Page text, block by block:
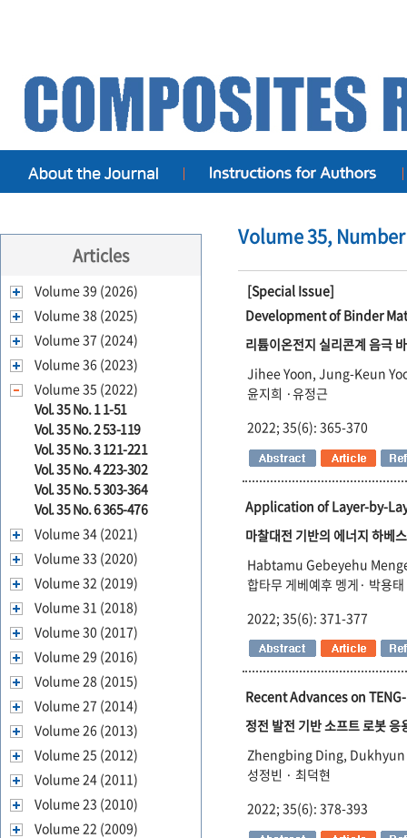
Articles
Volume 39 (2026)
Volume 38 (2025)
Volume 37 (2024)
Volume 36 (2023)
Volume 35 (2022)
Vol. 35 No. 1 1-51
Vol. 35 No. 2 53-119
Vol. 35 No. 3 121-221
Vol. 35 No. 4 223-302
Vol. 35 No. 5 303-364
Vol. 35 No. 6 365-476
Volume 34 (2021)
Volume 33 (2020)
Volume 32 (2019)
Volume 31 (2018)
Volume 30 (2017)
Volume 29 (2016)
Volume 28 (2015)
Volume 27 (2014)
Volume 26 (2013)
Volume 25 (2012)
Volume 24 (2011)
Volume 23 (2010)
Volume 22 (2009)
Volume 35,
[Special Issue]
Development of Binder
리튬이온전지 실리콘계 음극
Jihee Yoon, Jung-Keun
윤지희 ·유정근
2022; 35(6): 365-370
Application of Layer-by-
마찰대전 기반의 에너지 하베
Habtamu Gebeyehu
합타무 게베예후 멩게· 박용태
2022; 35(6): 371-377
Recent Advances on
정전 발전 기반 소프트 로봇 응
Zhengbing Ding,
성정빈 · 최덕현
2022; 35(6): 378-393